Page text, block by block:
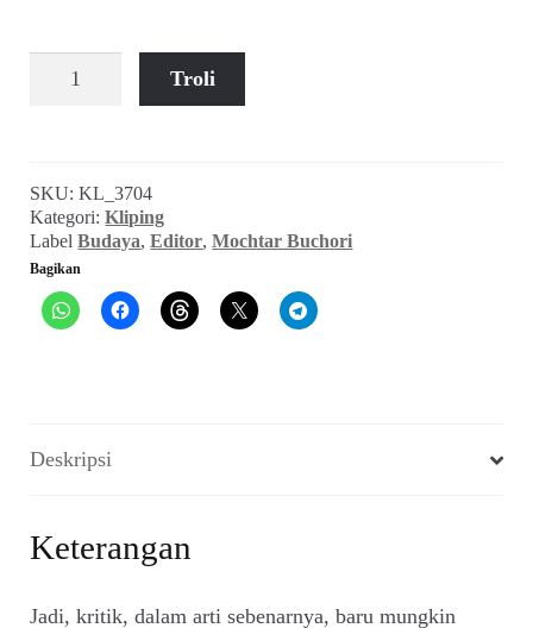
Mochtar
Kritik,
dan
"Budaya
Mencela"
(Editor,
Troli
SKU:KL_3704
Kategori:Kliping
LabelBudaya,Editor,Mochtar Buchori
Bagikan
Deskripsi
Keterangan
Jadi, kritik, dalam arti sebenarnya, baru mungkin